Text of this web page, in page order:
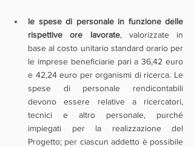
le spese di personale in funzione delle
rispettive ore lavorate, valorizzate in
base al costo unitario standard orario per
le imprese beneficiarie pari a 36,42 euro
e 42,24 euro per organismi di ricerca. Le
spese di personale rendicontabili
devono essere relative a ricercatori,
tecnici e altro personale, purché
impiegati per la realizzazione del
Progetto; per ciascun addetto è possibile